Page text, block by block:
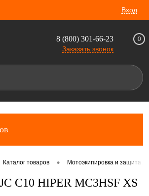
Вход
8 (800) 301-66-23
Заказать звонок
0
Каталог товаров • Мотоэкипировка и защита
C10 HIPER MC3HSF XS